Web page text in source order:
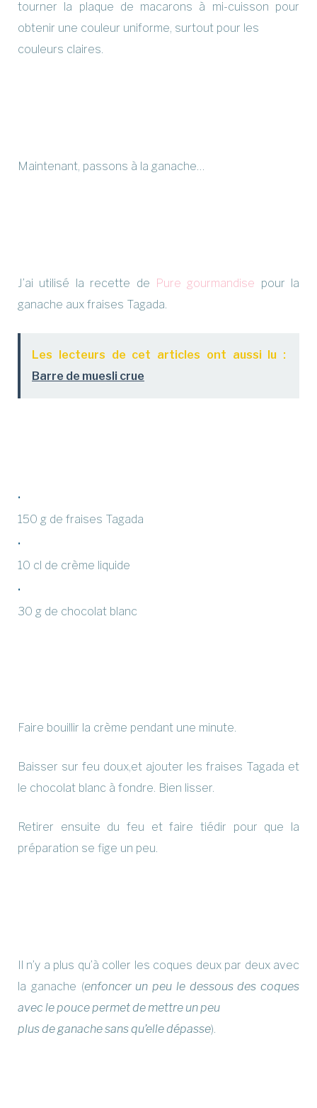
tourner la plaque de macarons à mi-cuisson pour
obtenir une couleur uniforme, surtout pour les
couleurs claires.
Maintenant, passons à la ganache…
J’ai utilisé la recette de Pure gourmandise pour la
ganache aux fraises Tagada.
Les lecteurs de cet articles ont aussi lu :
Barre de muesli crue
150 g de fraises Tagada
10 cl de crème liquide
30 g de chocolat blanc
Faire bouillir la crème pendant une minute.
Baisser sur feu doux,et ajouter les fraises Tagada et
le chocolat blanc à fondre. Bien lisser.
Retirer ensuite du feu et faire tiédir pour que la
préparation se fige un peu.
Il n’y a plus qu’à coller les coques deux par deux avec
la ganache (enfoncer un peu le dessous des coques
avec le pouce permet de mettre un peu
plus de ganache sans qu’elle dépasse).